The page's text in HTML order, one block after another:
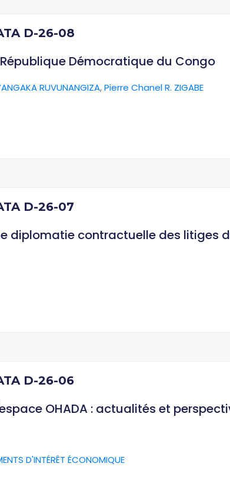
D-26-08
Démocratique du Congo
RUVUNANGIZA,Pierre Chanel R. ZIGABE
D-26-07
diplomatie contractuelle des litiges
D-26-06
OHADA : actualités et
D'INTÉRÊT ÉCONOMIQUE